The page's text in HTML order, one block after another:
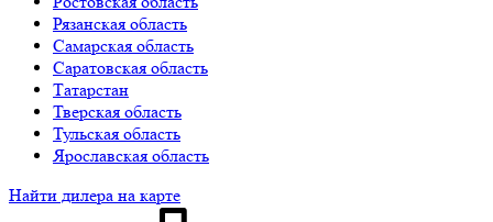
Рязанская область
Самарская область
Саратовская область
Татарстан
Тверская область
Тульская область
Ярославская область
Найти дилера на карте